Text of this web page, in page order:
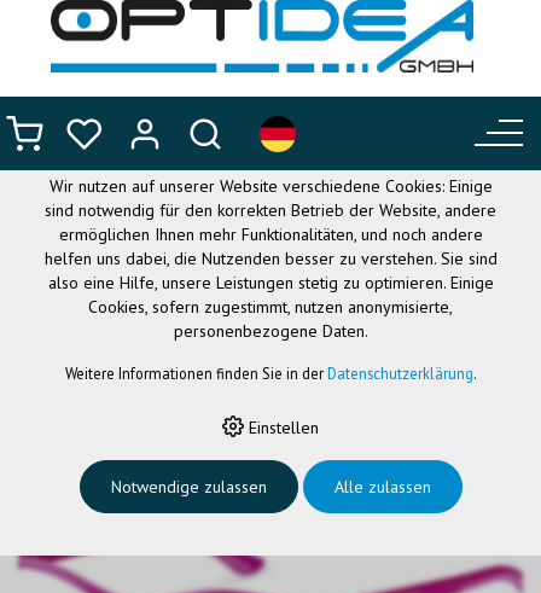
› FLEXIBLE BRILLEN › NANO OPTICAL › NANO CAMPER3
DIESE WEBSITE VERWENDET
COOKIES
Wir nutzen auf unserer Website verschiedene Cookies: Einige
sind notwendig für den korrekten Betrieb der Website, andere
ermöglichen Ihnen mehr Funktionalitäten, und noch andere
helfen uns dabei, die Nutzenden besser zu verstehen. Sie sind
also eine Hilfe, unsere Leistungen stetig zu optimieren. Einige
Cookies, sofern zugestimmt, nutzen anonymisierte,
personenbezogene Daten.
Weitere Informationen finden Sie in derDatenschutzerklärung.
Einstellen
Notwendige zulassen Alle zulassen